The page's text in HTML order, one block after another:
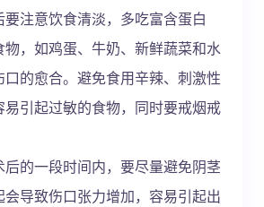
要注意饮食清淡，多吃富含蛋白
物，如鸡蛋、牛奶、新鲜蔬菜和水
的愈合。避免食用辛辣、刺激性
引起过敏的食物，同时要戒烟戒
后的一段时间内，要尽量避免阴茎
导致伤口张力增加，容易引起出